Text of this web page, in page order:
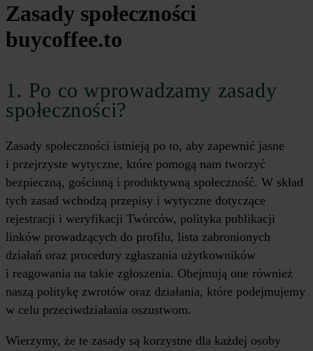
Zasady społeczności
buycoffee.to
1. Po co wprowadzamy zasady
społeczności?
Zasady społeczności istnieją po to, aby zapewnić jasne
i przejrzyste wytyczne, które pomogą nam tworzyć
bezpieczną, gościnną i produktywną społeczność. W skład
tych zasad wchodzą przepisy i wytyczne dotyczące
rejestracji i weryfikacji Twórców, polityka publikacji
linków prowadzących do profilu, lista zabronionych
działań oraz procedury zgłaszania użytkowników
i reagowania na takie zgłoszenia. Obejmują one również
naszą politykę zwrotów oraz działania, które podejmujemy
w celu przeciwdziałania oszustwom.
Wierzymy, że te zasady są korzystne dla każdej osoby